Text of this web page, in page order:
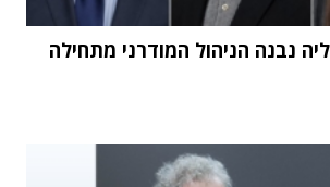
נבנה הניהול המודרני מתחילה